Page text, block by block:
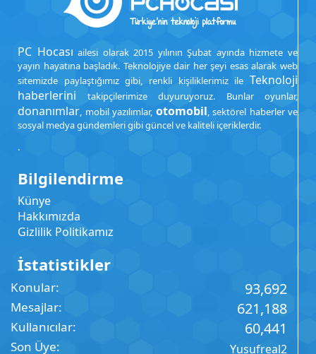
PC Hocası ailesi olarak 2015 yılının Şubat ayında hizmete ve
yayın hayatına başladık. Teknolojiye dair her şeyi esas alarak web
sitemizde paylaştığımız gibi, renkli kişiliklerimiz ile Teknoloji
haberlerini takipçilerimize duyuruyoruz. Bunlar oyunlar,
donanımlar, mobil yazılımlar, otomobil, sektörel haberler ve
sosyal medya gündemleri gibi güncel ve kaliteli içeriklerdir.
.
Bilgilendirme
Künye
Hakkımızda
Gizlilik Politikamız
İstatistikler
Konular 93,692
Mesajlar 621,188
Kullanıcılar 60,441
Son Üye Yusufreal2